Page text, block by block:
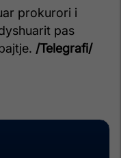
prokurori i
pas
/Telegrafi/